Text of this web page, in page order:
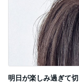
明日が楽しみ過ぎて